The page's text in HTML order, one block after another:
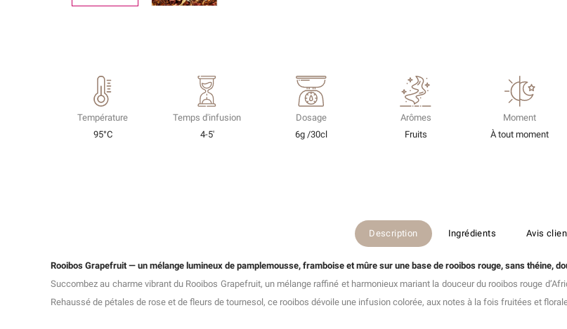
Température
95°C
Temps d'infusion
4-5'
Dosage
6g /30cl
Arômes
Fruits
Moment
À tout moment
Description Ingrédients Avis
Rooibos Grapefruit — un mélange lumineux de pamplemousse, framboise et mûre sur une base de rooibos rouge, sans théine,
Succombez au charme vibrant du Rooibos Grapefruit, un mélange raffiné et harmonieux mariant la douceur du rooibos rouge
Rehaussé de pétales de rose et de fleurs de tournesol, ce rooibos dévoile une infusion colorée, aux notes à la fois fruitées et